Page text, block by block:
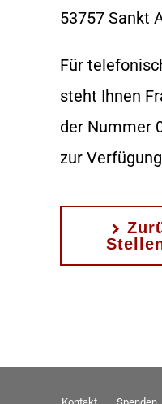
53757 Sankt
Für
steht Ihnen
der Nummer
zur